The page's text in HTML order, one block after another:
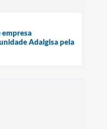
empresa
Adalgisa pela